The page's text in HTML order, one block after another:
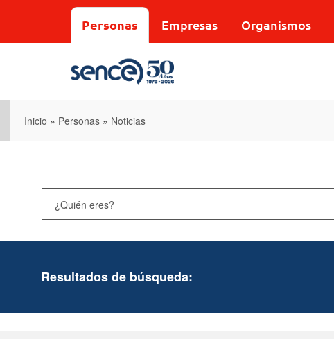
Personas Empresas Organismos
Inicio » Personas » Noticias
Resultados de búsqueda: